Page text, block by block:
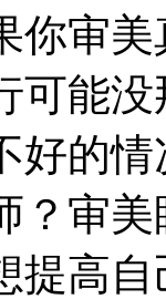
你审
可能
好的
？审
提高